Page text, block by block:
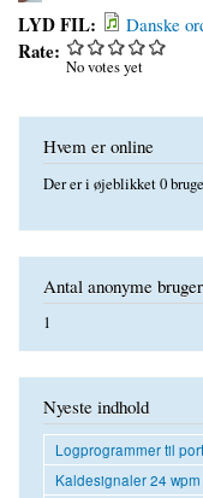
LYD FIL: Danske
Rate:
No votes yet
Hvem er online
Der er i øjeblikket 0
Antal anonyme
1
Nyeste indhold
Logprogrammer til
Kaldesignaler 24 wpm